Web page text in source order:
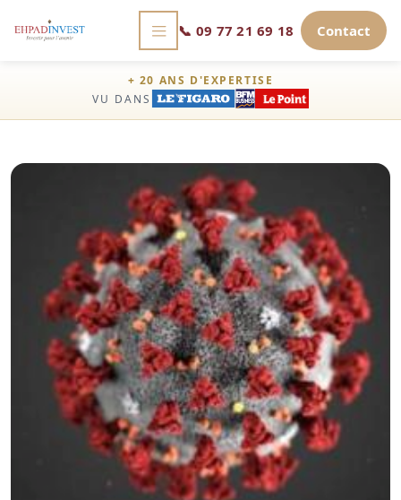
📞 09 77 21 69 18 Contact
+ 20 ANS D'EXPERTISE
VU DANS